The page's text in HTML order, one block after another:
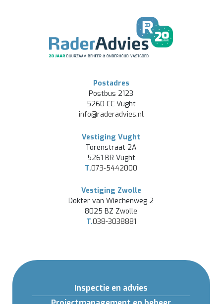
Postadres
Postbus 2123
5260 CC Vught
info@raderadvies.nl
Vestiging Vught
Torenstraat 2A
5261 BR Vught
T.073-5442000
Vestiging Zwolle
Dokter van Wiechenweg 2
8025 BZ Zwolle
T.038-3038881
Inspectie en advies